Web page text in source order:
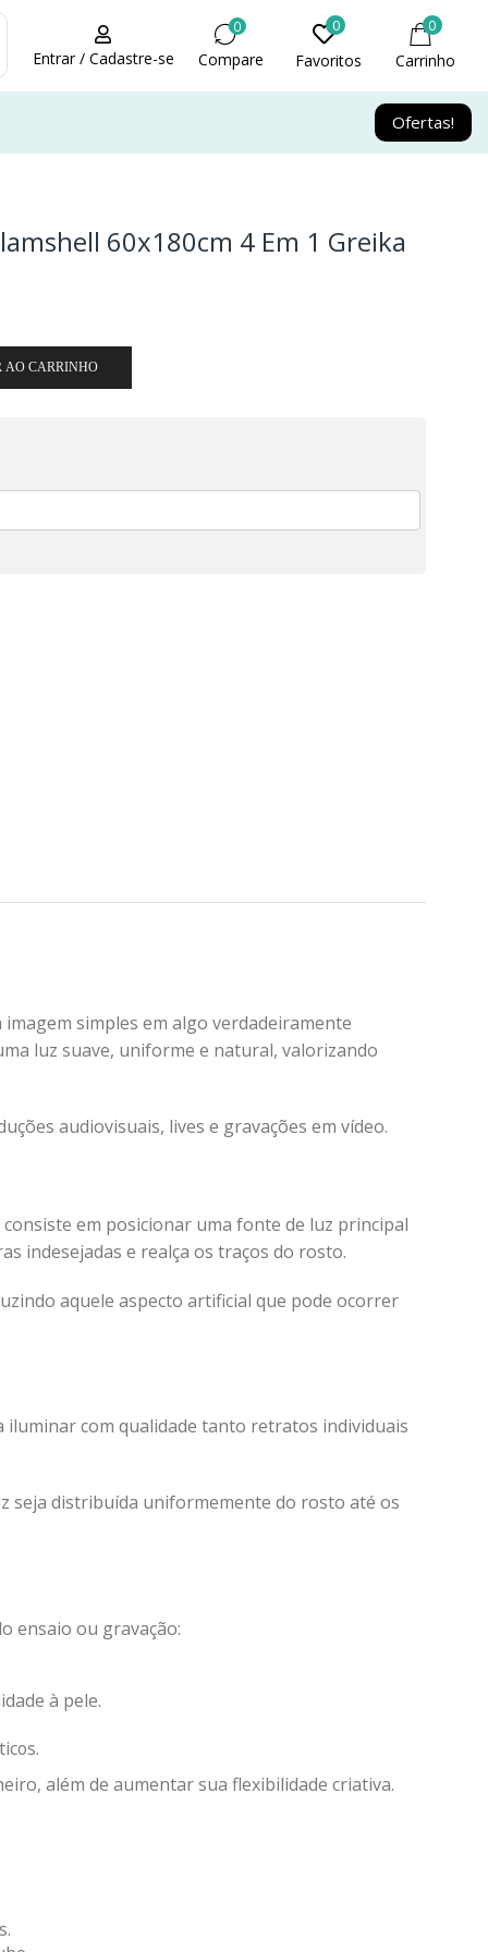
Entrar / Cadastre-se
0
Compare
0
Favoritos
0
Carrinho
Ofertas!
60x180cm 4 Em 1 Greika
AO CARRINHO
simples em algo verdadeiramente
luz suave, uniforme e natural, valorizando
audiovisuais, lives e gravações em vídeo.
em posicionar uma fonte de luz principal
indesejadas e realça os traços do rosto.
aquele aspecto artificial que pode ocorrer
iluminar com qualidade tanto retratos individuais
seja distribuída uniformemente do rosto até os
ensaio ou gravação:
à pele.
além de aumentar sua flexibilidade criativa.